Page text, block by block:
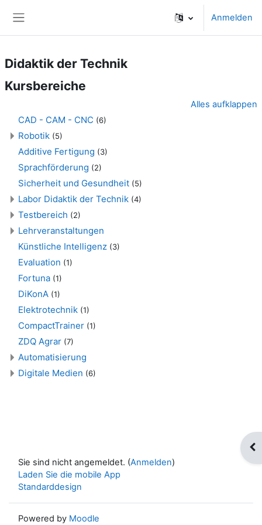
Anmelden
Didaktik der Technik
Kursbereiche
Alles aufklappen
CAD - CAM - CNC (6)
Robotik (5)
Additive Fertigung (3)
Sprachförderung (2)
Sicherheit und Gesundheit (5)
Labor Didaktik der Technik (4)
Testbereich (2)
Lehrveranstaltungen
Künstliche Intelligenz (3)
Evaluation (1)
Fortuna (1)
DiKonA (1)
Elektrotechnik (1)
CompactTrainer (1)
ZDQ Agrar (7)
Automatisierung
Digitale Medien (6)
Sie sind nicht angemeldet. (Anmelden)
Laden Sie die mobile App
Standarddesign
Powered by Moodle